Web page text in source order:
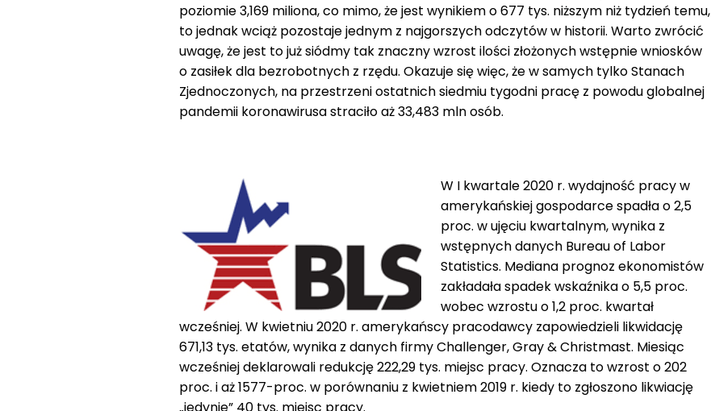
poziomie 3,169 miliona, co mimo, że jest wynikiem o 677 tys. niższym niż tydzień temu,
to jednak wciąż pozostaje jednym z najgorszych odczytów w historii. Warto zwrócić
uwagę, że jest to już siódmy tak znaczny wzrost ilości złożonych wstępnie wniosków
o zasiłek dla bezrobotnych z rzędu. Okazuje się więc, że w samych tylko Stanach
Zjednoczonych, na przestrzeni ostatnich siedmiu tygodni pracę z powodu globalnej
pandemii koronawirusa straciło aż 33,483 mln osób.
W I kwartale 2020 r. wydajność pracy w
amerykańskiej gospodarce spadła o 2,5
proc. w ujęciu kwartalnym, wynika z
wstępnych danych Bureau of Labor
Statistics. Mediana prognoz ekonomistów
zakładała spadek wskaźnika o 5,5 proc.
wobec wzrostu o 1,2 proc. kwartał
wcześniej. W kwietniu 2020 r. amerykańscy pracodawcy zapowiedzieli likwidację
671,13 tys. etatów, wynika z danych firmy Challenger, Gray & Christmast. Miesiąc
wcześniej deklarowali redukcję 222,29 tys. miejsc pracy. Oznacza to wzrost o 202
proc. i aż 1577-proc. w porównaniu z kwietniem 2019 r. kiedy to zgłoszono likwiację